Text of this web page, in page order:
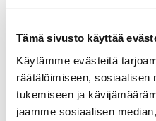
Tämä sivusto käyttää
Käytämme evästeitä
räätälöimiseen, sosiaalisen
tukemiseen ja
jaamme sosiaalisen